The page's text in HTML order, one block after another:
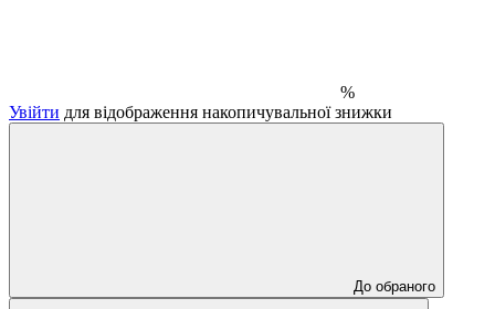
%
Увійти для відображення накопичувальної знижки
До обраного